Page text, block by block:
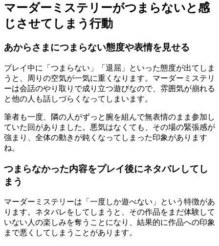
マーダーミステリーがつまらないと感
じさせてしまう行動
あからさまにつまらない態度や表情を見せる
プレイ中に「つまらない」「退屈」といった態度が出てしま
うと、周りの空気が一気に重くなります。マーダーミステリ
ーは会話のやり取りで成り立つ遊びなので、雰囲気が崩れる
と他の人も話しづらくなってしまいます。
筆者も一度、隣の人がずっと腕を組んで無表情のまま参加し
ていた回がありました。悪気はなくても、その場の緊張感が
強まり、全体の動きが鈍くなってしまった印象があります
ね。
つまらなかった内容をプレイ後にネタバレしてし
まう
マーダーミステリーは「一度しか遊べない」という特徴があ
ります。ネタバレをしてしまうと、その作品をまだ体験して
いない人の楽しみを奪うことになり、結果的に作品への印象
まで悪くしてしまうことがあります。